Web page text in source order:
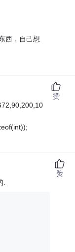
西，自己想
赞
.
赞